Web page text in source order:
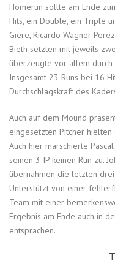
Homerun sollte am Ende
Hits, ein Double, ein Triple
Giere, Ricardo Wagner
Bieth setzten mit jeweils
überzeugte vor allem durch
Insgesamt 23 Runs bei 16
Durchschlagskraft des
Auch auf dem Mound
eingesetzten Pitcher hielten
Auch hier marschierte
seinen 3 IP keinen Run zu.
übernahmen die letzten
Unterstützt von einer
Team mit einer
Ergebnis am Ende auch in
entsprachen.